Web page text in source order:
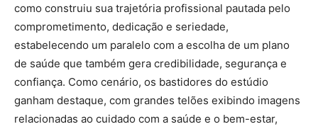
como construiu sua trajetória profissional pautada pelo
comprometimento, dedicação e seriedade,
estabelecendo um paralelo com a escolha de um plano
de saúde que também gera credibilidade, segurança e
confiança. Como cenário, os bastidores do estúdio
ganham destaque, com grandes telões exibindo imagens
relacionadas ao cuidado com a saúde e o bem-estar,